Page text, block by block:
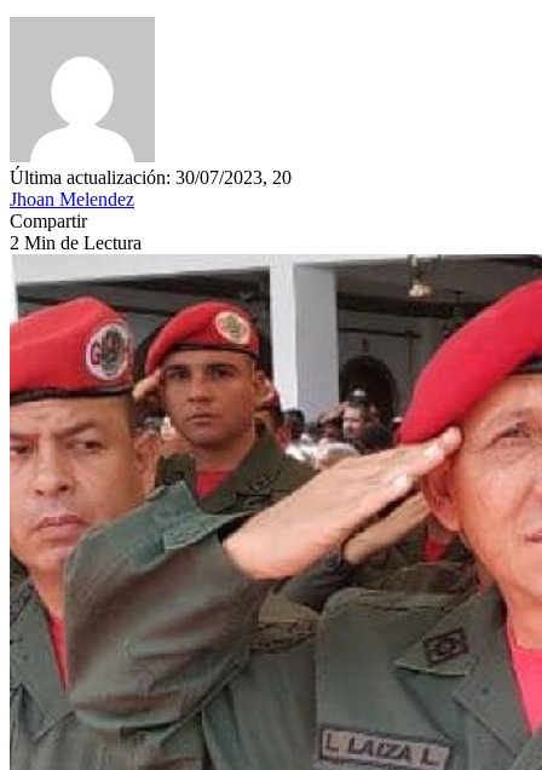
Última actualización: 30/07/2023, 20
Jhoan Melendez
Compartir
2 Min de Lectura